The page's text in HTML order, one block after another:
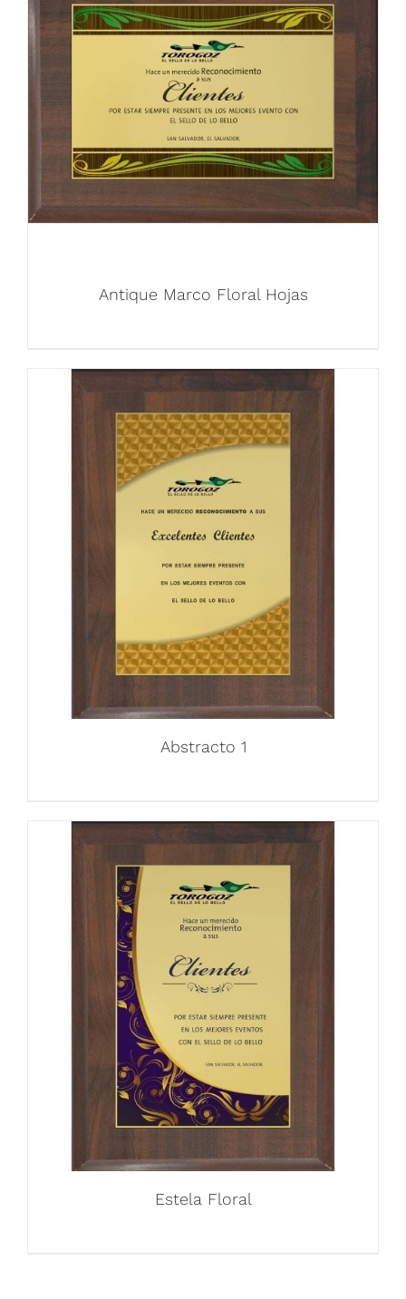
Antique Marco Floral Hojas
Abstracto 1
Estela Floral